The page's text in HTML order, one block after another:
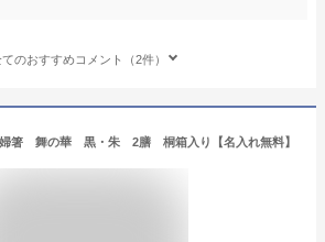
のおすすめコメント（2件）
婦箸 舞の華 黒・朱 2膳 桐箱入り【名入れ無料】